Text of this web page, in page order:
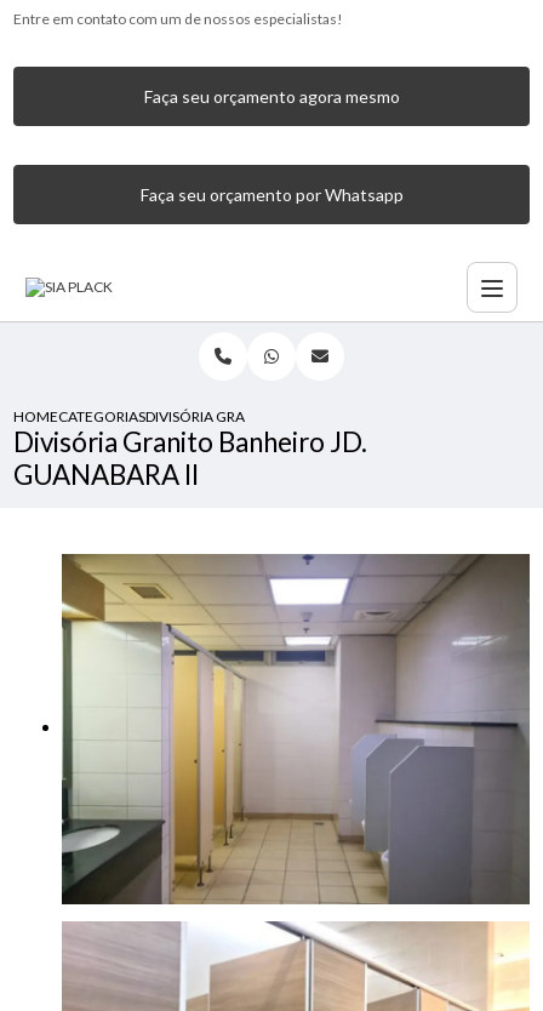
Entre em contato com um de nossos especialistas!
Faça seu orçamento agora mesmo
Faça seu orçamento por Whatsapp
HOMECATEGORIASDIVISÓRIA GRANITO BANHEIRO JD. GUANABARA II
Divisória Granito Banheiro JD.
GUANABARA II